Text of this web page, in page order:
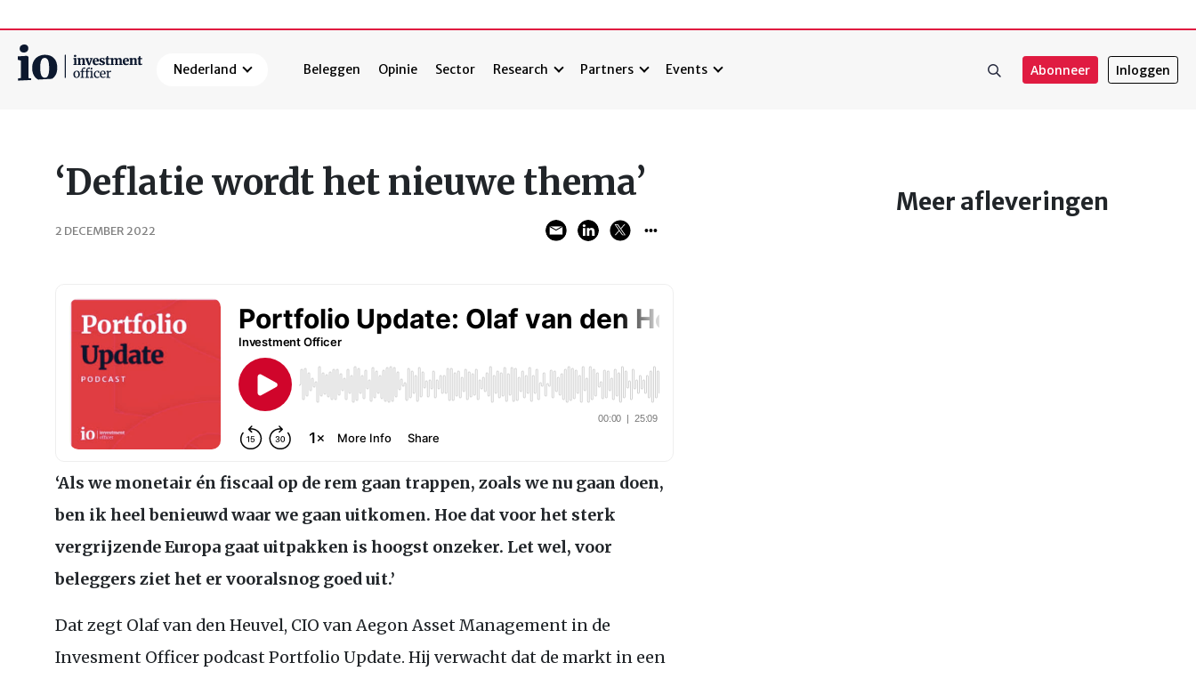
Nederland Beleggen Opinie Sector Research Partners Events Abonneer Inloggen
‘Deflatie wordt het nieuwe thema’
2 DECEMBER 2022
‘Als we monetair én fiscaal op de rem gaan trappen, zoals we nu gaan doen,
ben ik heel benieuwd waar we gaan uitkomen. Hoe dat voor het sterk
vergrijzende Europa gaat uitpakken is hoogst onzeker. Let wel, voor
beleggers ziet het er vooralsnog goed uit.’
Dat zegt Olaf van den Heuvel, CIO van Aegon Asset Management in de
Invesment Officer podcast Portfolio Update. Hij verwacht dat de markt in een
Meer afleveringen